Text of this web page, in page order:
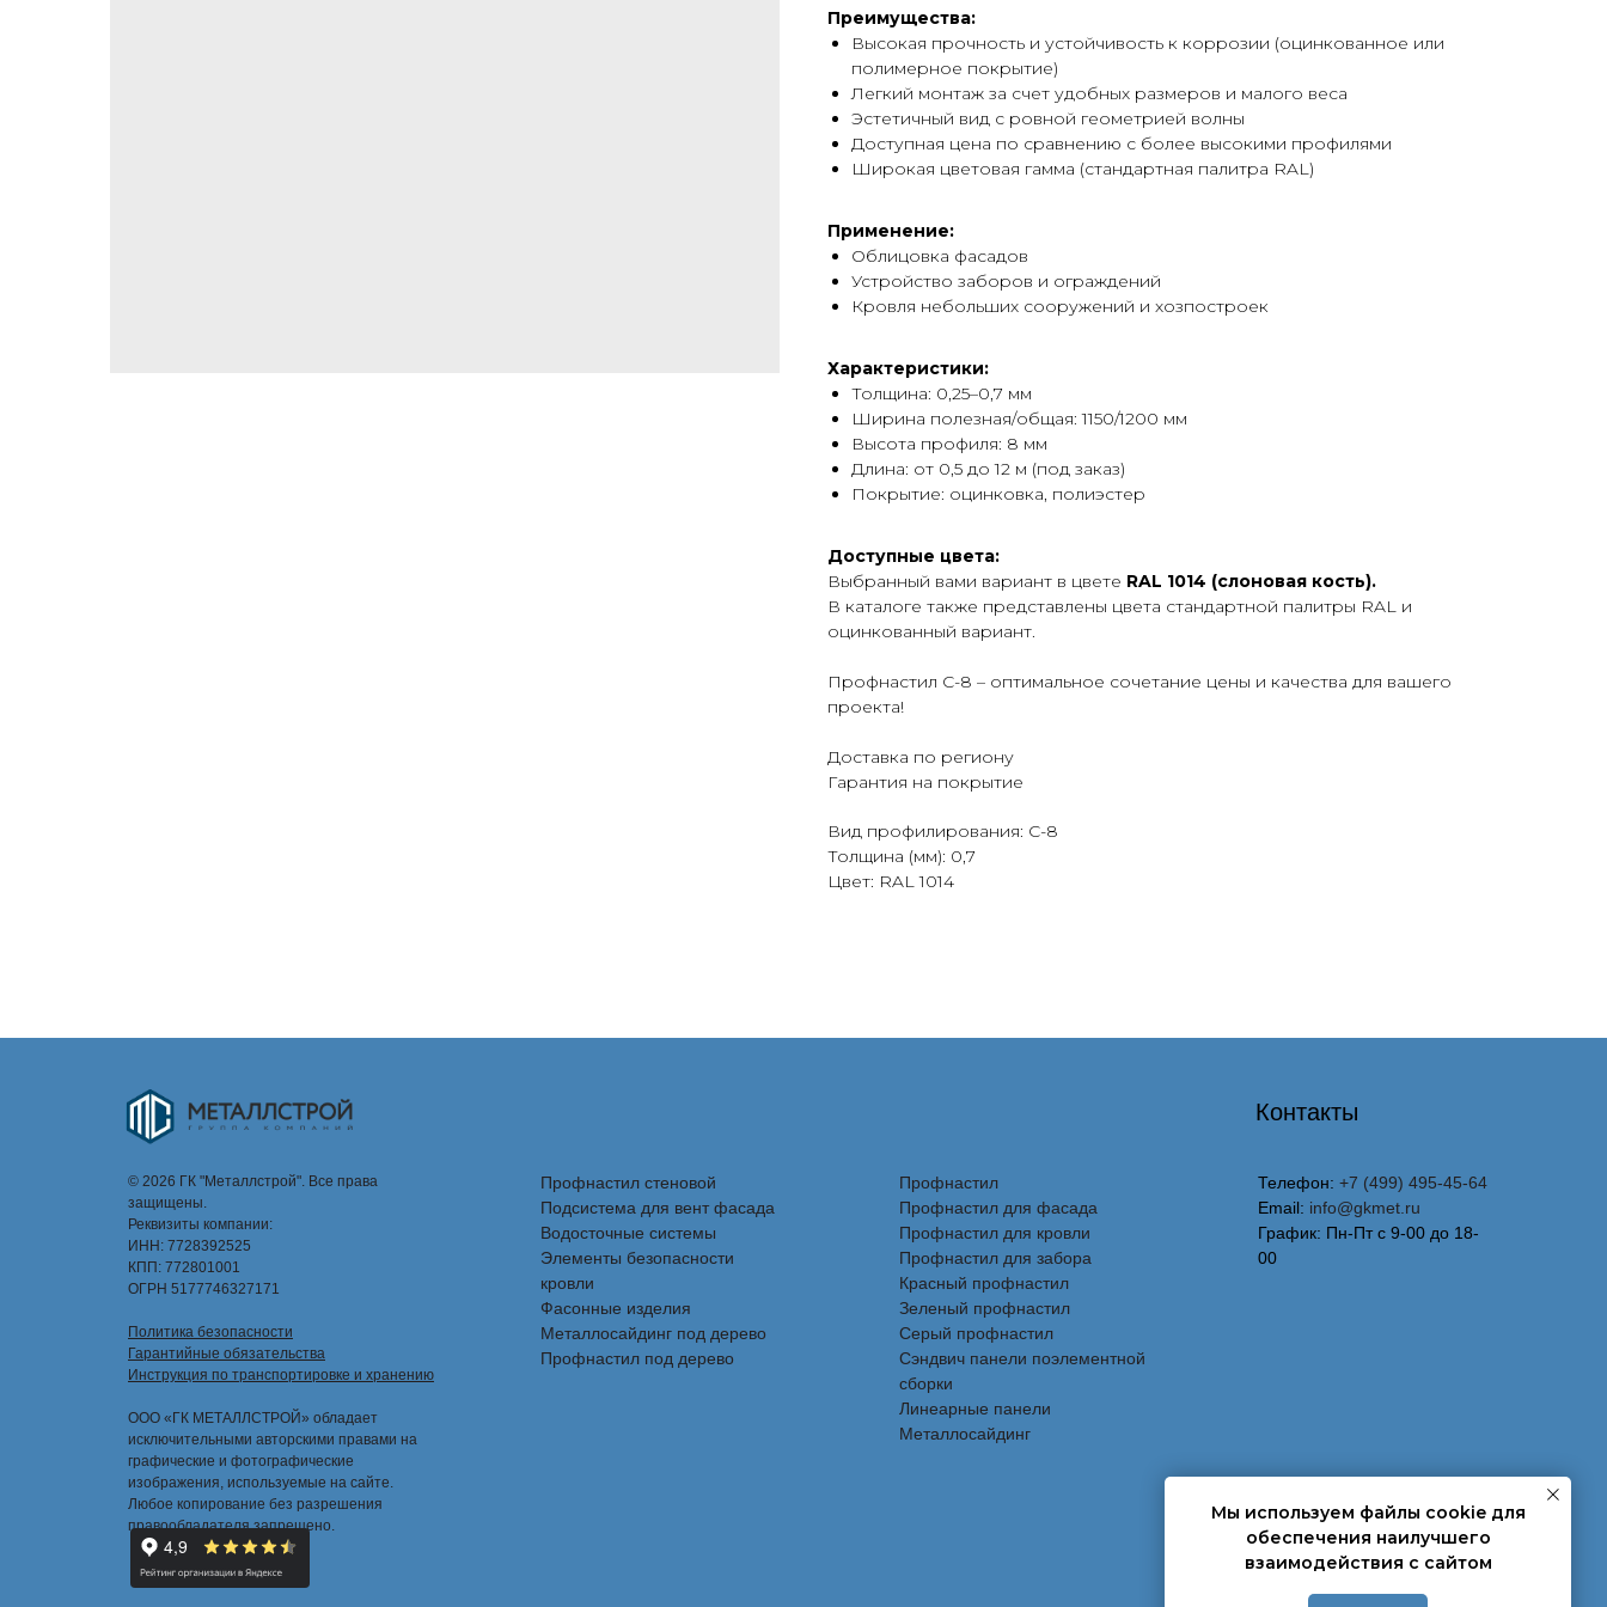
Преимущества:
Высокая прочность и устойчивость к коррозии (оцинкованное или
полимерное покрытие)
Легкий монтаж за счет удобных размеров и малого веса
Эстетичный вид с ровной геометрией волны
Доступная цена по сравнению с более высокими профилями
Широкая цветовая гамма (стандартная палитра RAL)
Применение:
Облицовка фасадов
Устройство заборов и ограждений
Кровля небольших сооружений и хозпостроек
Характеристики:
Толщина: 0,25–0,7 мм
Ширина полезная/общая: 1150/1200 мм
Высота профиля: 8 мм
Длина: от 0,5 до 12 м (под заказ)
Покрытие: оцинковка, полиэстер
Доступные цвета:
Выбранный вами вариант в цвете RAL 1014 (слоновая кость).
В каталоге также представлены цвета стандартной палитры RAL и
оцинкованный вариант.
Профнастил С-8 – оптимальное сочетание цены и качества для вашего
проекта!
Доставка по региону
Гарантия на покрытие
Вид профилирования: С-8
Толщина (мм): 0,7
Цвет: RAL 1014
© 2026 ГК "Металлстрой". Все права
защищены.
Реквизиты компании:
ИНН: 7728392525
КПП: 772801001
ОГРН 5177746327171
Политика безопасности
Гарантийные обязательства
Инструкция по транспортировке и хранению
ООО «ГК МЕТАЛЛСТРОЙ» обладает
исключительными авторскими правами на
графические и фотографические
изображения, используемые на сайте.
Любое копирование без разрешения
правообладателя запрещено.
Профнастил стеновой
Подсистема для вент фасада
Водосточные системы
Элементы безопасности
кровли
Фасонные изделия
Металлосайдинг под дерево
Профнастил под дерево
Профнастил
Профнастил для фасада
Профнастил для кровли
Профнастил для забора
Красный профнастил
Зеленый профнастил
Серый профнастил
Сэндвич панели поэлементной
сборки
Линеарные панели
Металлосайдинг
Телефон: +7 (499) 495-45-64
Email: info@gkmet.ru
График: Пн-Пт с 9-00 до 18-
00
Контакты
Мы используем файлы cookie для
обеспечения наилучшего
взаимодействия с сайтом